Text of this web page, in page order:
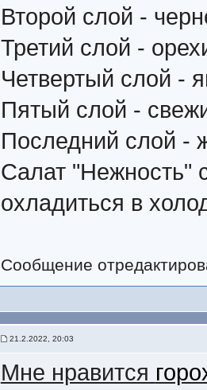
Второй слой -
Третий слой -
Четвертый слой -
Пятый слой -
Последний слой -
Салат "Нежность"
охладиться в
Сообщение
21.2.2022, 20:03
Мне нравится